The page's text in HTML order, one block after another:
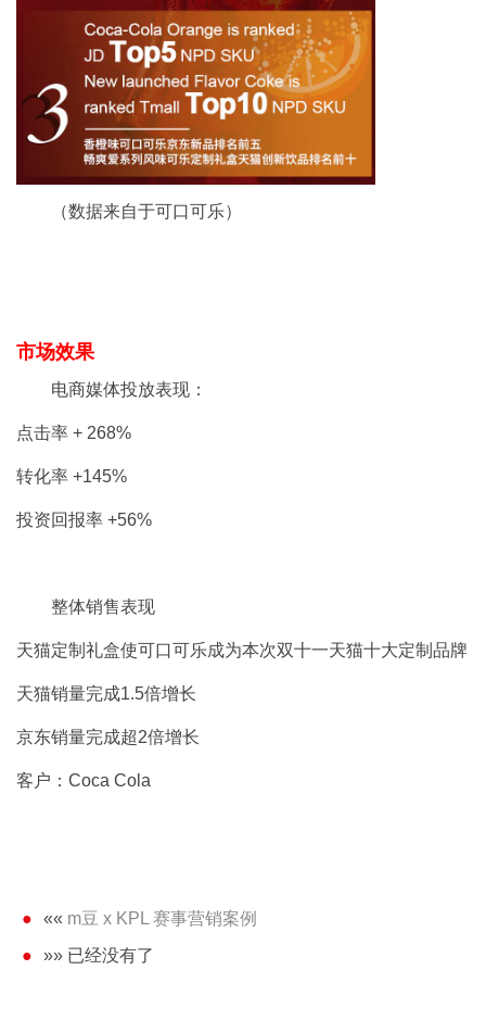
（数据来自于可口可乐）
市场效果
电商媒体投放表现：
点击率 + 268%
转化率 +145%
投资回报率 +56%
整体销售表现
天猫定制礼盒使可口可乐成为本次双十一天猫十大定制品牌
天猫销量完成1.5倍增长
京东销量完成超2倍增长
客户：Coca Cola
«« m豆 x KPL 赛事营销案例
»» 已经没有了